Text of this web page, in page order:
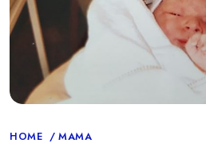
Categories
HOME MAMA